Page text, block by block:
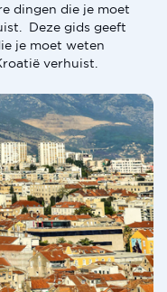
dingen die je moet
Deze gids geeft
je moet weten
verhuist.